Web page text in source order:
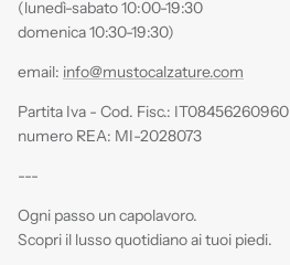
(lunedì-sabato 10:00-19:30
domenica 10:30-19:30)
email: info@mustocalzature.com
Partita Iva - Cod. Fisc.: IT08456260960
numero REA: MI-2028073
---
Ogni passo un capolavoro.
Scopri il lusso quotidiano ai tuoi piedi.